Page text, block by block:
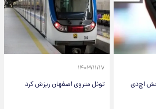
اچ‌دی
۱۴۰۳/۱۱/۱۷
تونل متروی اصفهان ریزش کرد